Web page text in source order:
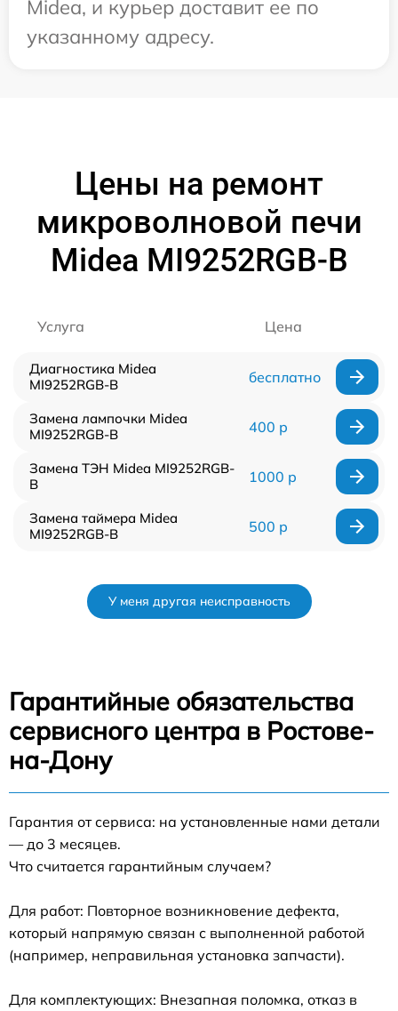
Midea, и курьер доставит ее по
указанному адресу.
Цены на ремонт
микроволновой печи
Midea MI9252RGB-B
Услуга Цена
Диагностика Midea
MI9252RGB-B
бесплатно
Замена лампочки Midea
MI9252RGB-B
400 р
Замена ТЭН Midea MI9252RGB-
B
1000 р
Замена таймера Midea
MI9252RGB-B
500 р
У меня другая неисправность
Гарантийные обязательства
сервисного центра в Ростове-
на-Дону
Гарантия от сервиса: на установленные нами детали
— до 3 месяцев.
Что считается гарантийным случаем?
Для работ: Повторное возникновение дефекта,
который напрямую связан с выполненной работой
(например, неправильная установка запчасти).
Для комплектующих: Внезапная поломка, отказ в